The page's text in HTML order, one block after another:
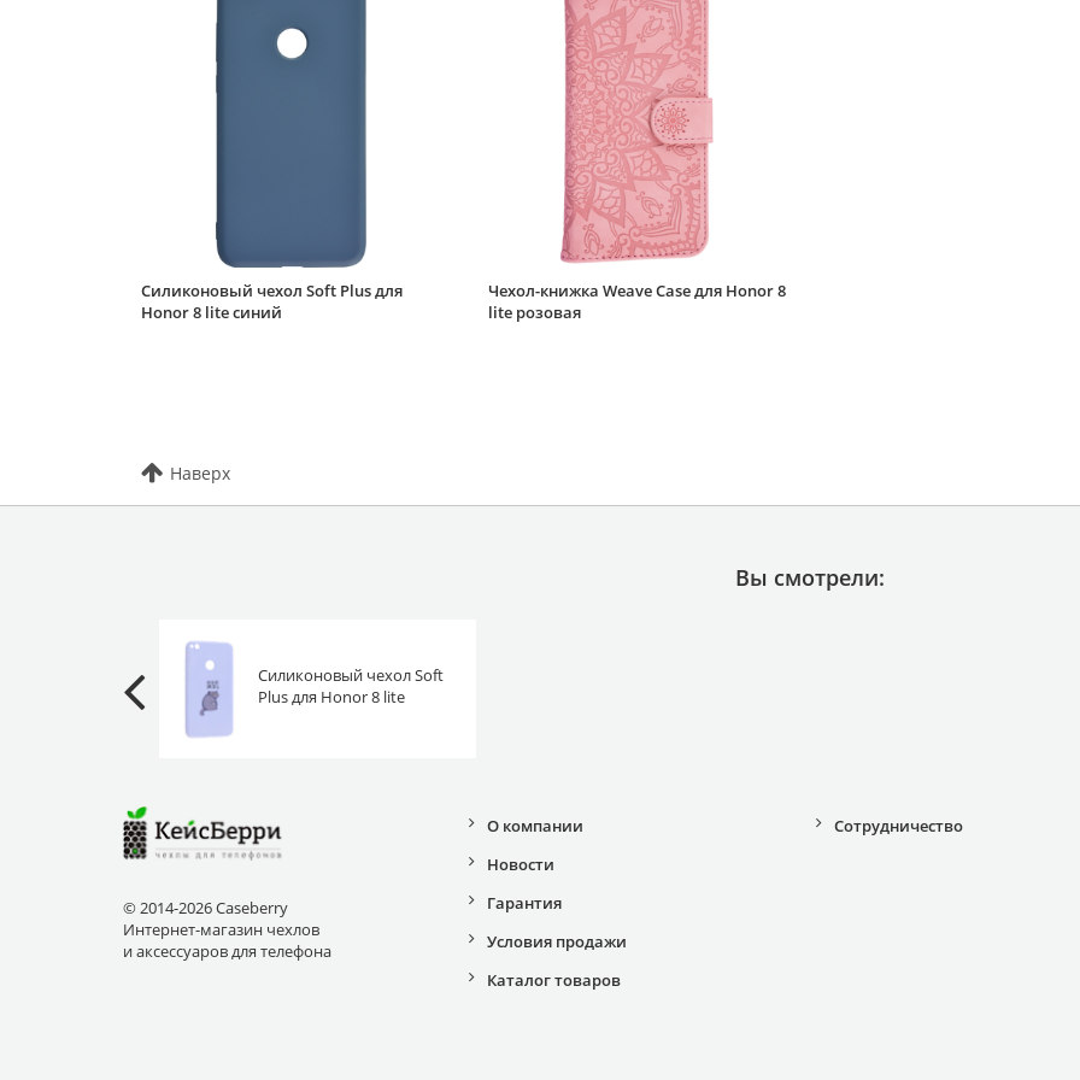
Силиконовый чехол Soft Plus для
Honor 8 lite синий
Чехол-книжка Weave Case для Honor 8
lite розовая
Наверх
Вы смотрели:
Силиконовый чехол Soft
Plus для Honor 8 lite
© 2014-2026 Caseberry
Интернет-магазин чехлов
и аксессуаров для телефона
О компании
Новости
Гарантия
Условия продажи
Каталог товаров
Сотрудничество